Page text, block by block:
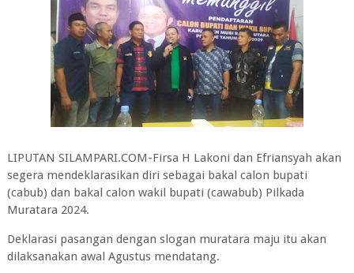
LIPUTAN SILAMPARI.COM-Firsa H Lakoni dan Efriansyah akan
segera mendeklarasikan diri sebagai bakal calon bupati
(cabub) dan bakal calon wakil bupati (cawabub) Pilkada
Muratara 2024.
Deklarasi pasangan dengan slogan muratara maju itu akan
dilaksanakan awal Agustus mendatang.